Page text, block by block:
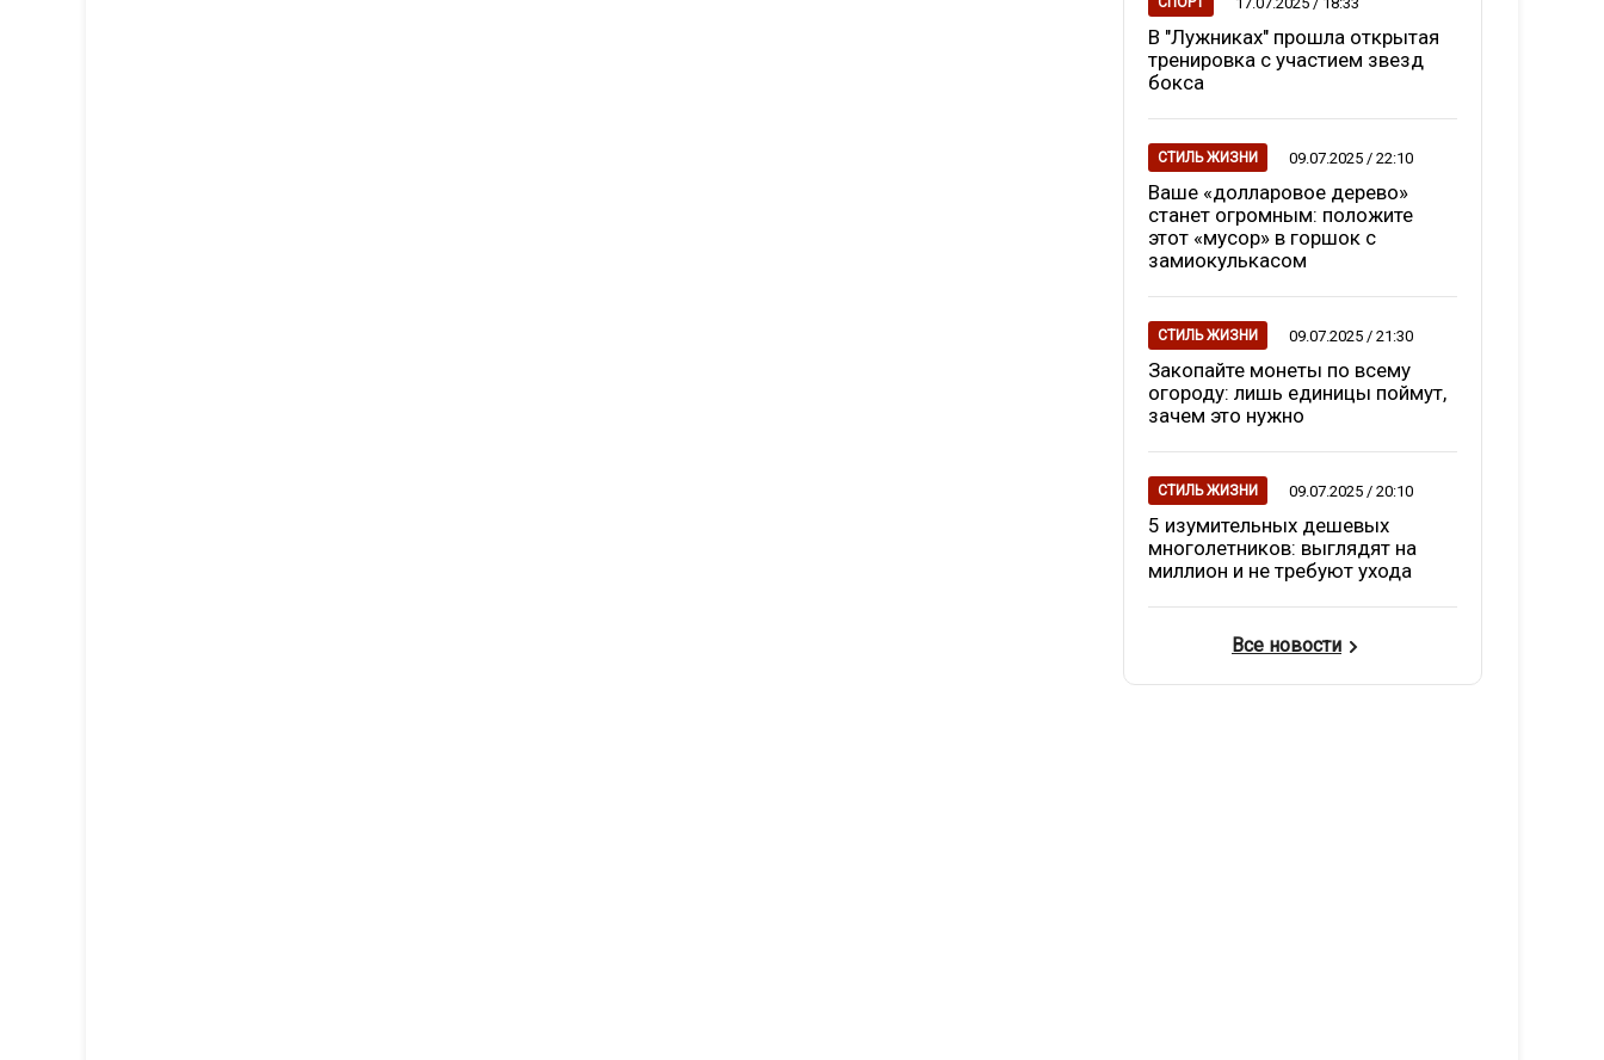
В "Лужниках" прошла открытая
тренировка с участием звезд
бокса
СТИЛЬ ЖИЗНИ 09.07.2025 / 22:10
Ваше «долларовое дерево»
станет огромным: положите
этот «мусор» в горшок с
замиокулькасом
СТИЛЬ ЖИЗНИ 09.07.2025 / 21:30
Закопайте монеты по всему
огороду: лишь единицы поймут,
зачем это нужно
СТИЛЬ ЖИЗНИ 09.07.2025 / 20:10
5 изумительных дешевых
многолетников: выглядят на
миллион и не требуют ухода
Все новости